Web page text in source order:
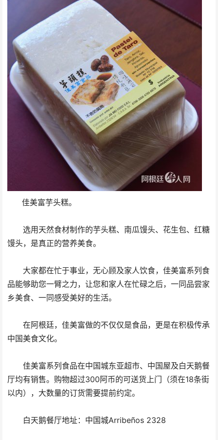
佳美富芋头糕。
选用天然食材制作的芋头糕、南瓜馒头、花生包、红糖
馒头，是真正的营养美食。
大家都在忙于事业，无心顾及家人饮食，佳美富系列食
品能够助您一臂之力，让您和家人在忙碌之后，一同品尝家
乡美食、一同感受美好的生活。
在阿根廷，佳美富做的不仅仅是食品，更是在积极传承
中国美食文化。
佳美富系列食品在中国城东亚超市、中国屋及白天鹅餐
厅均有销售。购物超过300阿币的可送货上门（须在18条街
以内），大数量的订货需要提前约定。
白天鹅餐厅地址：中国城Arribeños 2328